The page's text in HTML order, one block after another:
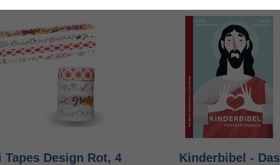
Tapes Design Rot, 4
Kinderbibel - Das